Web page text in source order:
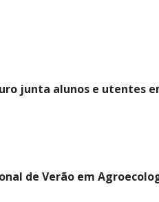
junta alunos e utentes
de Verão em